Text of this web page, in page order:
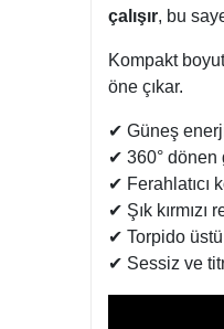
çalışır, bu
Kompakt
öne çıkar.
✔ Güneş
✔ 360° dönen
✔ Ferahlatıcı
✔ Şık
✔ Torpido
✔ Sessiz ve